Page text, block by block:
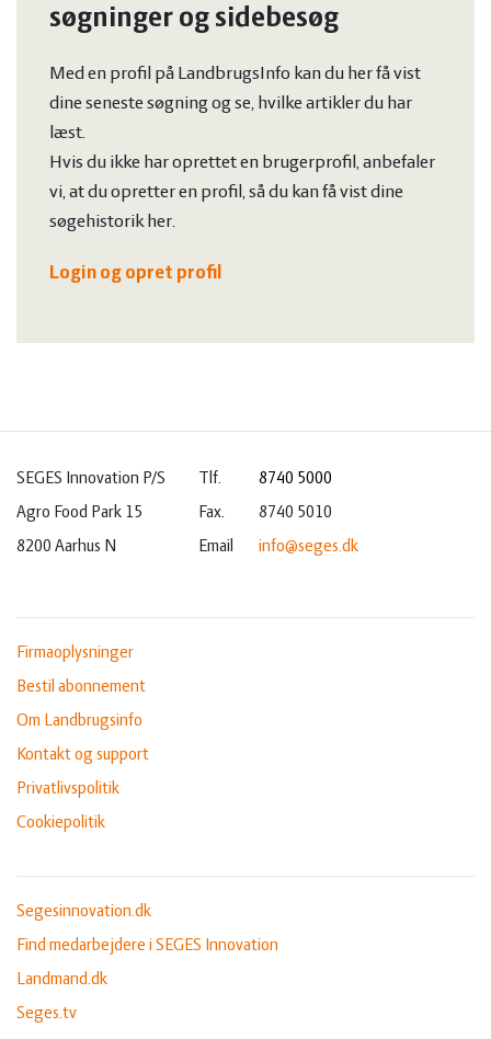
søgninger og sidebesøg
Med en profil på LandbrugsInfo kan du her få vist
dine seneste søgning og se, hvilke artikler du har
læst.
Hvis du ikke har oprettet en brugerprofil, anbefaler
vi, at du opretter en profil, så du kan få vist dine
søgehistorik her.
Login og opret profil
SEGES Innovation P/S
Agro Food Park 15
8200 Aarhus N
Tlf.
8740 5000
Fax.
8740 5010
Email
info@seges.dk
Firmaoplysninger
Bestil abonnement
Om Landbrugsinfo
Kontakt og support
Privatlivspolitik
Cookiepolitik
Segesinnovation.dk
Find medarbejdere i SEGES Innovation
Landmand.dk
Seges.tv